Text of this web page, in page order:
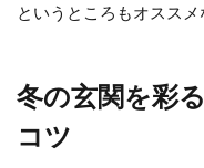
というところもオスス
冬の玄関を彩
コツ